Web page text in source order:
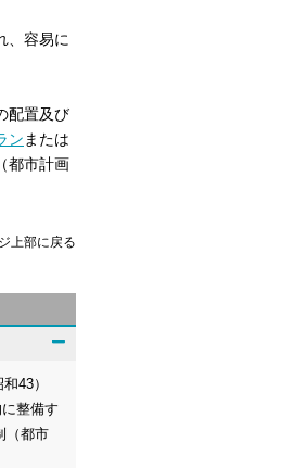
、容易に
配置及び
ン または
都市計画
上部に戻る
43）
整備す
（都市